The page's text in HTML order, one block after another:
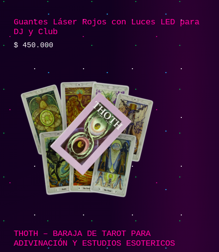
Guantes Láser Rojos con Luces LED para
DJ y Club
$ 450.000
THOTH – BARAJA DE TAROT PARA
ADIVINACIÓN Y ESTUDIOS ESOTERICOS